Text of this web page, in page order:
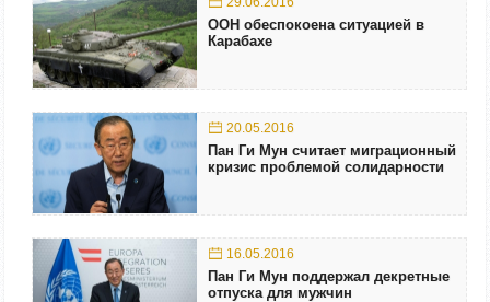
ООН обеспокоена ситуацией в
Карабахе
20.05.2016
Пан Ги Мун считает миграционный
кризис проблемой солидарности
16.05.2016
Пан Ги Мун поддержал декретные
отпуска для мужчин